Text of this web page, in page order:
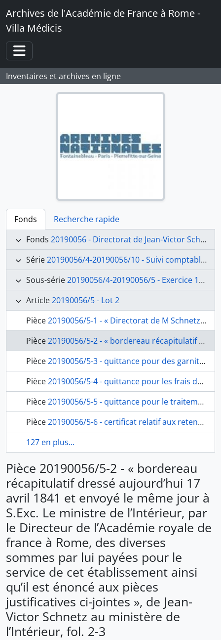
Skip to main content
Archives de l'Académie de France à Rome -
Villa Médicis
Toggle navigation
Inventaires et archives en ligne
Fonds
Recherche rapide
Fonds 20190056 - Directorat de Jean-Victor Schnetz (1841-1846)
Série20190056/4-20190056/10 - Suivi comptable et financier
Sous-série20190056/4-20190056/5 - Exercice 1841
Article20190056/5 - Lot 2
Pièce20190056/5-1 - « Directorat de M Schnetz. Pièces à l’appui des comptes de l’exercice 1841. Premier envoi le 17 avril 1841 par l’ambassade de France », pochette contenant les folios de 2 à 25, fol. 1
Pièce20190056/5-2 - « bordereau récapitulatif dressé aujourd’hui 17 avril 1841 et envoyé le même jour à S.Exc. Le ministre de l’Intérieur, par le Directeur de l’Académie royale de france à Rome, des diverses sommes par lui payées pour le service de cet établissement ainsi qu’il est énoncé aux pièces justificatives ci-jointes », de Jean- Victor Schnetz au ministère de l’Intérieur, fol. 2-3
Pièce20190056/5-3 - quittance pour des garnitures de boutons pour le service de l’Académie, pour les frais de traitement, d’indemnité de table, de voiture et de frais de bureau du directeur, de Jean-Victor Schnetz et du secrétaire de l’Académie Alexis René Le Go, fol. 4
Pièce20190056/5-4 - quittance pour les frais de traitement, d’indemnité de table, de voiture et de frais de bureau alloués en qualité de directeur, de Jean-Victor Schnetz, fol. 5
Pièce20190056/5-5 - quittance pour le traitement et l’indemnité de table alloués en qualité de secrétaire bibliothécaire de janvier à mars 1841, de Jean-Victor Schnetz et du secrétaire de l’Académie Alexis René Le Go, fol. 6
Pièce20190056/5-6 - certificat relatif aux retenues des pensionnaires de janvier à mars 1841, de Jean-Victor Schnetz, fol. 7
127 en plus...
Pièce 20190056/5-2 - « bordereau
récapitulatif dressé aujourd’hui 17
avril 1841 et envoyé le même jour à
S.Exc. Le ministre de l’Intérieur, par
le Directeur de l’Académie royale de
france à Rome, des diverses
sommes par lui payées pour le
service de cet établissement ainsi
qu’il est énoncé aux pièces
justificatives ci-jointes », de Jean-
Victor Schnetz au ministère de
l’Intérieur, fol. 2-3